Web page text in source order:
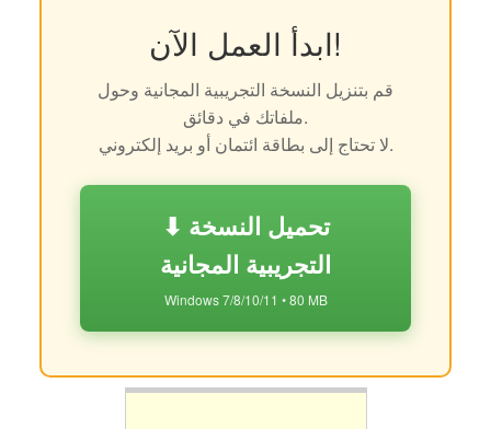
ابدأ العمل الآن!
قم بتنزيل النسخة التجريبية المجانية وحول
ملفاتك في دقائق.
لا تحتاج إلى بطاقة ائتمان أو بريد إلكتروني.
⬇ تحميل النسخة
التجريبية المجانية
Windows 7/8/10/11 • 80 MB